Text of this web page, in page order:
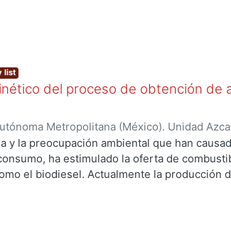
list
del proceso de obtención de
Metropolitana (México). Unidad
Información.,2016 )Flores Gutierrez,
y la preocupación ambiental que han
ha estimulado la oferta de
el biodiesel. Actualmente la producción